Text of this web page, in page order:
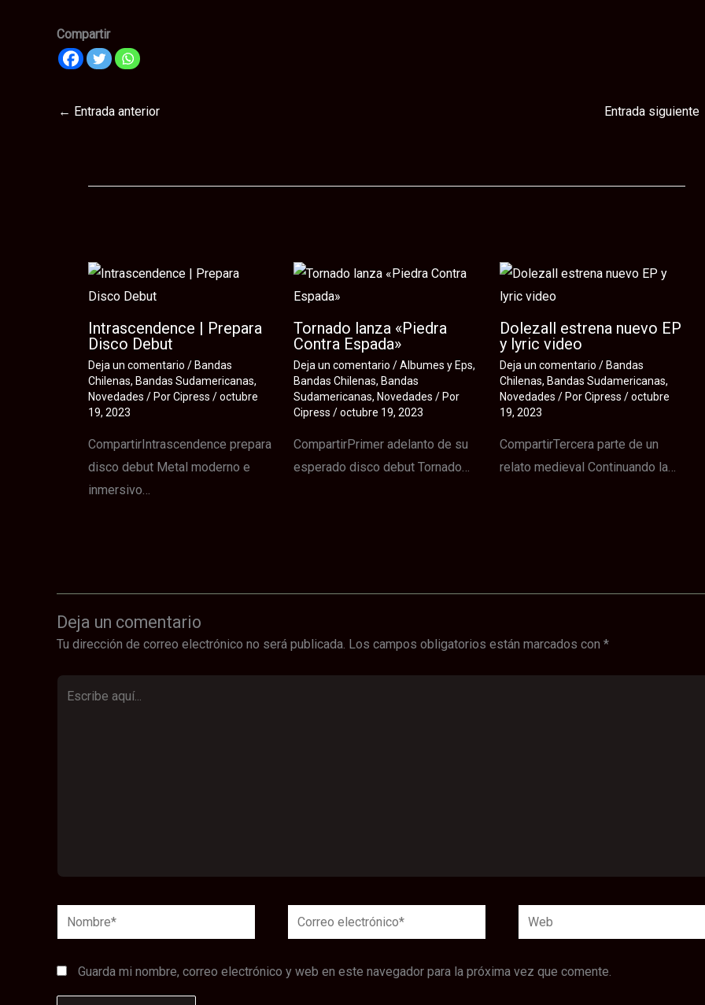
Compartir
← Entrada anterior Entrada siguiente
Intrascendence | Prepara
Disco Debut
Deja un comentario / Bandas
Chilenas, Bandas Sudamericanas,
Novedades / PorCipress /octubre
19, 2023
CompartirIntrascendence prepara
disco debut Metal moderno e
inmersivo…
Tornado lanza «Piedra
Contra Espada»
Deja un comentario /Albumes y Eps,
Bandas Chilenas, Bandas
Sudamericanas, Novedades / Por
Cipress/octubre 19, 2023
CompartirPrimer adelanto de su
esperado disco debut Tornado…
Dolezall estrena nuevo EP
y lyric video
Deja un comentario / Bandas
Chilenas, Bandas Sudamericanas,
Novedades / PorCipress /octubre
19, 2023
CompartirTercera parte de un
relato medieval Continuando la…
Deja un comentario
Tu dirección de correo electrónico no será publicada. Los campos obligatorios están marcados con *
Nombre*
Correo
electrónico*
Web
Guarda mi nombre, correo electrónico y web en este navegador para la próxima vez que comente.